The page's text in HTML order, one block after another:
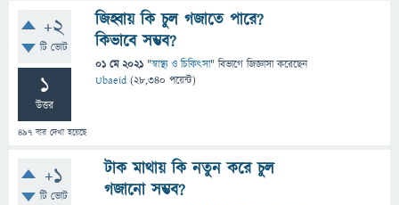
+2
টি ভোট
1
উত্তর
497 বার দেখা হয়েছে
জিহ্বায় কি চুল গজাতে পারে?
কিভাবে সম্ভব?
01 মে 2021 "স্বাস্থ্য ও চিকিৎসা" বিভাগে জিজ্ঞাসাকরেছেন
Ubaeid (28,340 পয়েন্ট)
+1
টি ভোট
টাক মাথায় কি নতুন করে চুল
গজানো সম্ভব?